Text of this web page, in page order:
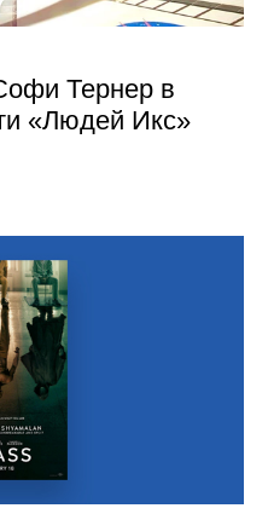
Тернер в
«Людей Икс»